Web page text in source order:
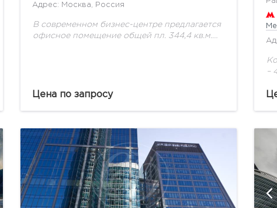
Адрес: Москва, Россия
В современном бизнес-центре предлагается
офисное помещение общей пл. 344,4 кв.м.
трансформаторными...
Цена по запросу
–